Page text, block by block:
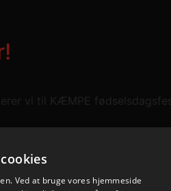
vi til KÆMPE
Ved at bruge vores hjemmeside